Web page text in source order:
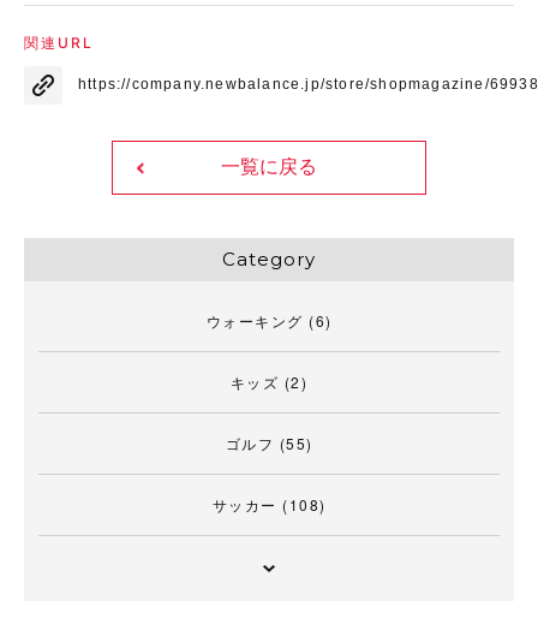
関連URL
https://company.newbalance.jp/store/shopmagazine/69938
一覧に戻る
Category
ウォーキング (6)
キッズ (2)
ゴルフ (55)
サッカー (108)